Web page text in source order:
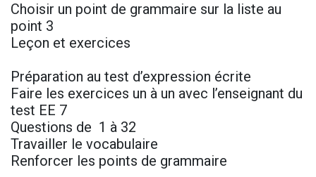
Choisir un point de grammaire sur la liste au
point 3
Leçon et exercices
Préparation au test d’expression écrite
Faire les exercices un à un avec l’enseignant du
test EE 7
Questions de 1 à 32
Travailler le vocabulaire
Renforcer les points de grammaire